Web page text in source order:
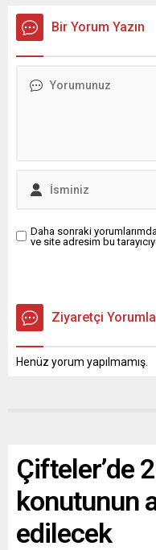
Bir Yorum Yazın
Daha sonraki
ve site adresim bu
Ziyaretçi
Henüz yorum yapılmamış.
Çifteler’de
konutunun
edilecek